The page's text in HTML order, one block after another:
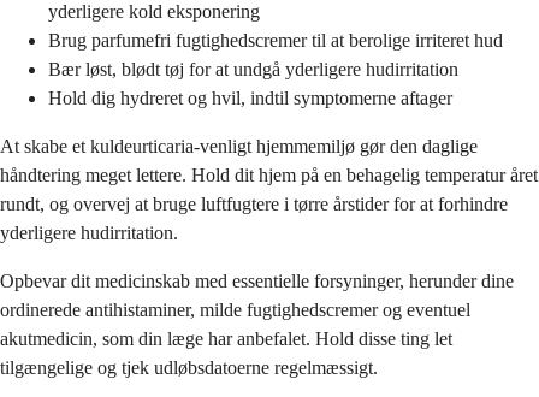
yderligere kold eksponering
Brug parfumefri fugtighedscremer til at berolige irriteret hud
Bær løst, blødt tøj for at undgå yderligere hudirritation
Hold dig hydreret og hvil, indtil symptomerne aftager
At skabe et kuldeurticaria-venligt hjemmemiljø gør den daglige
håndtering meget lettere. Hold dit hjem på en behagelig temperatur året
rundt, og overvej at bruge luftfugtere i tørre årstider for at forhindre
yderligere hudirritation.
Opbevar dit medicinskab med essentielle forsyninger, herunder dine
ordinerede antihistaminer, milde fugtighedscremer og eventuel
akutmedicin, som din læge har anbefalet. Hold disse ting let
tilgængelige og tjek udløbsdatoerne regelmæssigt.